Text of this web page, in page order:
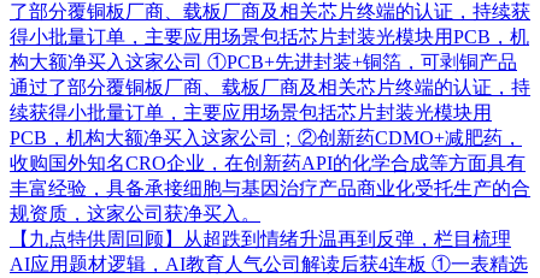
了部分覆铜板厂商、载板厂商及相关芯片终端的认证，持续获
得小批量订单，主要应用场景包括芯片封装光模块用PCB，机
构大额净买入这家公司 ①PCB+先进封装+铜箔，可剥铜产品
通过了部分覆铜板厂商、载板厂商及相关芯片终端的认证，持
续获得小批量订单，主要应用场景包括芯片封装光模块用
PCB，机构大额净买入这家公司；②创新药CDMO+减肥药，
收购国外知名CRO企业，在创新药API的化学合成等方面具有
丰富经验，具备承接细胞与基因治疗产品商业化受托生产的合
规资质，这家公司获净买入。
【九点特供周回顾】从超跌到情绪升温再到反弹，栏目梳理
AI应用题材逻辑，AI教育人气公司解读后获4连板 ①一表精选